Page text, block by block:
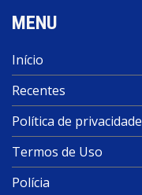
MENU
Início
Recentes
Política de privacidade
Termos de Uso
Polícia